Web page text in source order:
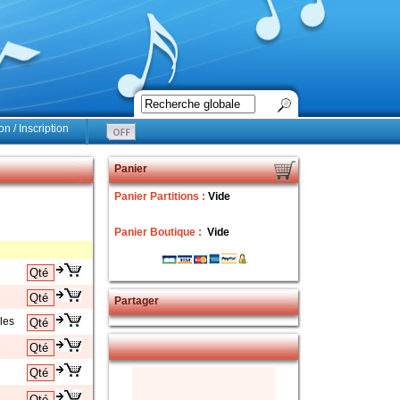
/ Inscription
Panier
Panier Partitions : Vide
Panier Boutique : Vide
Partager